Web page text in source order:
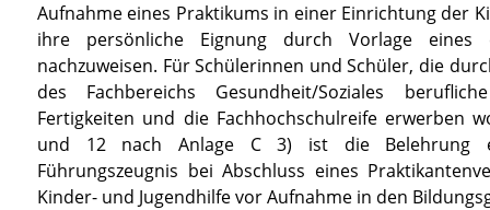
Aufnahme eines Praktikums in einer Einrichtung der
ihre persönliche Eignung durch Vorlage eines
nachzuweisen. Für Schülerinnen und Schüler, die
des Fachbereichs Gesundheit/Soziales
Fertigkeiten und die Fachhochschulreife erwerben
und 12 nachAnlage C 3) ist die Belehrung
Führungszeugnis bei Abschluss eines
Kinder- und Jugendhilfe vor Aufnahme in den